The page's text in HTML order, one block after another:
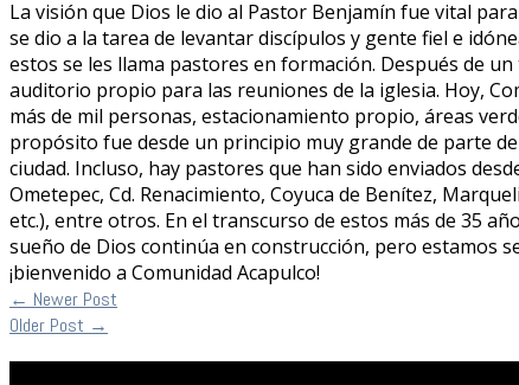
La visión que Dios le dio al Pastor Benjamín fue vital
se dio a la tarea de levantar discípulos y gente fiel e
estos se les llama pastores en formación. Después de
auditorio propio para las reuniones de la iglesia. Hoy,
más de mil personas, estacionamiento propio, áreas
propósito fue desde un principio muy grande de parte
ciudad. Incluso, hay pastores que han sido enviados
Ometepec, Cd. Renacimiento, Coyuca de Benítez,
etc.), entre otros. En el transcurso de estos más de 35
sueño de Dios continúa en construcción, pero estamos
¡bienvenido a Comunidad Acapulco!
← Newer Post
Older Post →